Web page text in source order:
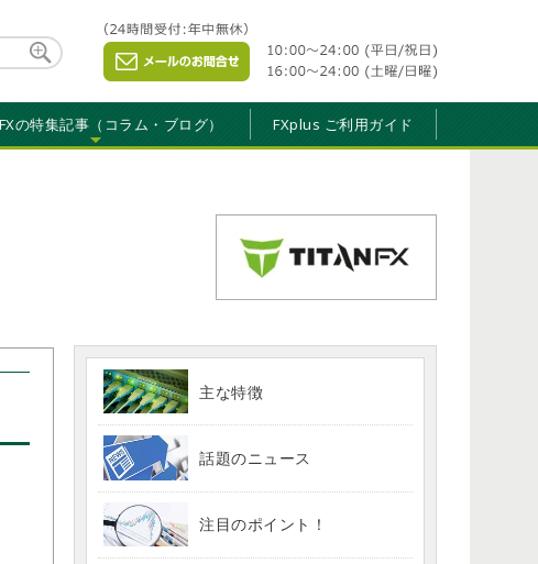
の特集記事（コラム・ブログ） FXplus ご利用ガイド
主な特徴
話題のニュース
注目のポイント！